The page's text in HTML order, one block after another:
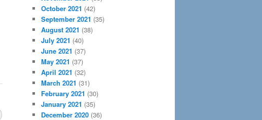
October 2021 (42)
September 2021 (35)
August 2021 (38)
July 2021 (40)
June 2021 (37)
May 2021 (37)
April 2021 (32)
March 2021 (31)
February 2021 (30)
January 2021 (35)
December 2020 (36)